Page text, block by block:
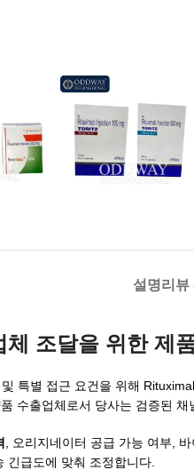
설명리뷰
체 조달을 위한 제
특별 접근 요건을 위해
수출업체로서 당사는 검증된
, 오리지네이터 공급 가능 여부,
긴급도에 맞춰 조정합니다.